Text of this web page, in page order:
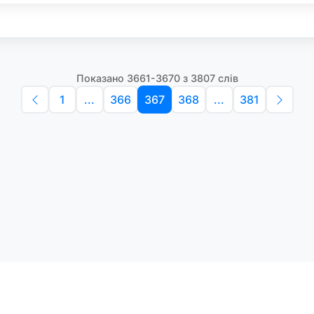
Показано 3661-3670 з 3807 слів
1 ... 366 367 368 ... 381